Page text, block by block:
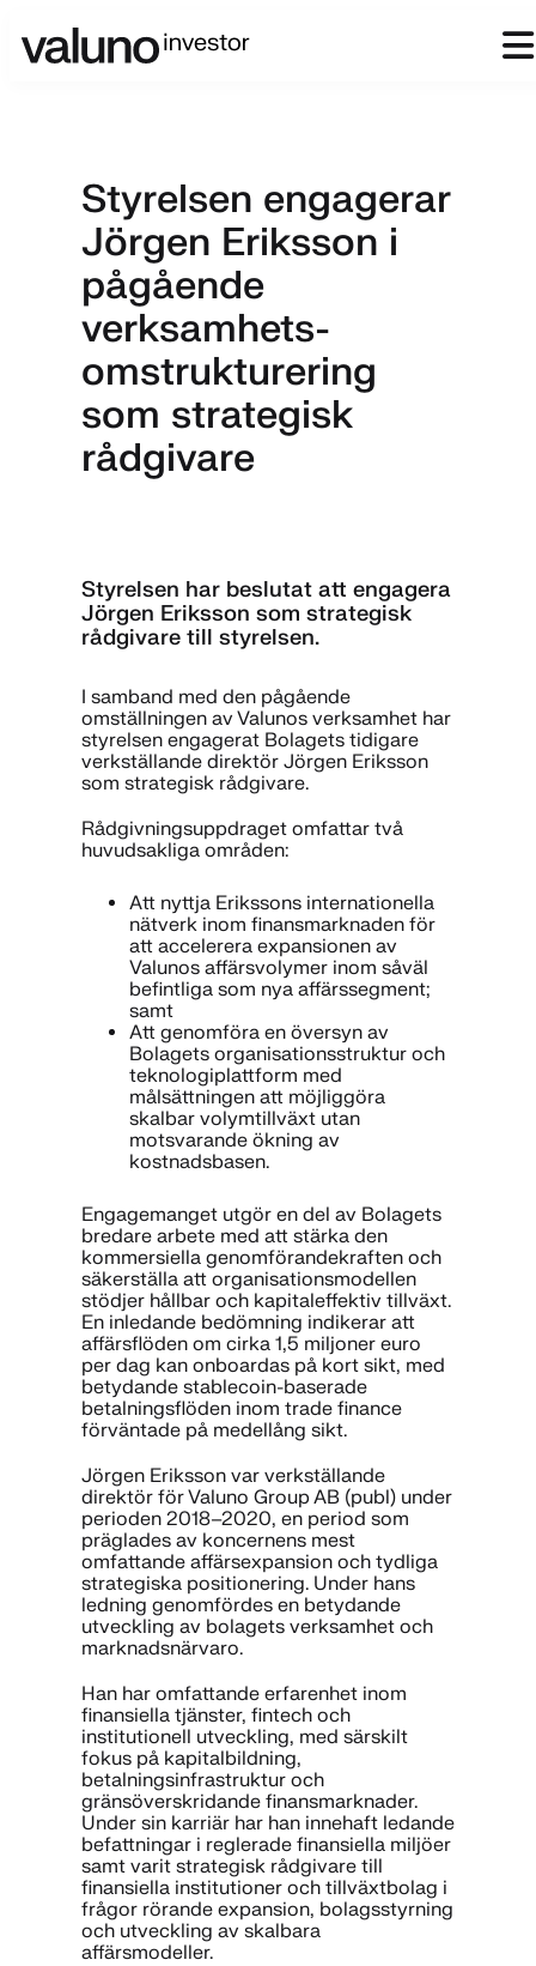
Styrelsen engagerar
Jörgen Eriksson i
pågående
verksamhets-
omstrukturering
som strategisk
rådgivare
Styrelsen har beslutat att engagera
Jörgen Eriksson som strategisk
rådgivare till styrelsen.
I samband med den pågående
omställningen av Valunos verksamhet har
styrelsen engagerat Bolagets tidigare
verkställande direktör Jörgen Eriksson
som strategisk rådgivare.
Rådgivningsuppdraget omfattar två
huvudsakliga områden:
Att nyttja Erikssons internationella
nätverk inom finansmarknaden för
att accelerera expansionen av
Valunos affärsvolymer inom såväl
befintliga som nya affärssegment;
samt
Att genomföra en översyn av
Bolagets organisationsstruktur och
teknologiplattform med
målsättningen att möjliggöra
skalbar volymtillväxt utan
motsvarande ökning av
kostnadsbasen.
Engagemanget utgör en del av Bolagets
bredare arbete med att stärka den
kommersiella genomförandekraften och
säkerställa att organisationsmodellen
stödjer hållbar och kapitaleffektiv tillväxt.
En inledande bedömning indikerar att
affärsflöden om cirka 1,5 miljoner euro
per dag kan onboardas på kort sikt, med
betydande stablecoin-baserade
betalningsflöden inom trade finance
förväntade på medellång sikt.
Jörgen Eriksson var verkställande
direktör för Valuno Group AB (publ) under
perioden 2018–2020, en period som
präglades av koncernens mest
omfattande affärsexpansion och tydliga
strategiska positionering. Under hans
ledning genomfördes en betydande
utveckling av bolagets verksamhet och
marknadsnärvaro.
Han har omfattande erfarenhet inom
finansiella tjänster, fintech och
institutionell utveckling, med särskilt
fokus på kapitalbildning,
betalningsinfrastruktur och
gränsöverskridande finansmarknader.
Under sin karriär har han innehaft ledande
befattningar i reglerade finansiella miljöer
samt varit strategisk rådgivare till
finansiella institutioner och tillväxtbolag i
frågor rörande expansion, bolagsstyrning
och utveckling av skalbara
affärsmodeller.